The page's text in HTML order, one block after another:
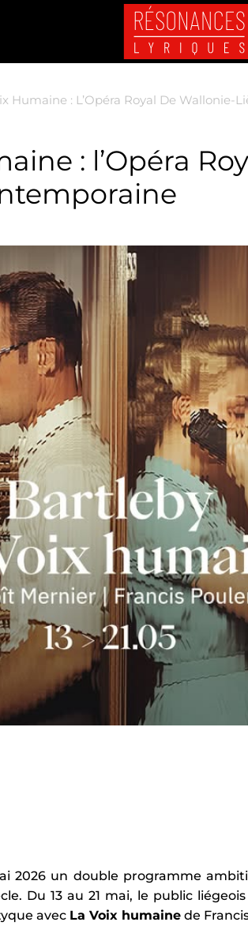
Humaine : L’Opéra Royal De
: l’Opéra
2026 un double programme
Du 13 au 21 mai, le public
avec La Voix humaine de